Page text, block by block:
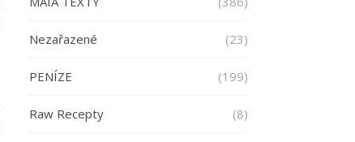
Nezařazené (23)
PENÍZE (199)
Raw Recepty (8)